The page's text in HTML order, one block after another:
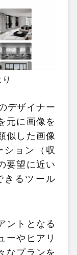
デザイナー
元に画像を
似した画像
ション（収
要望に近い
きるツール
ントとなる
ーやヒアリ
なプランを